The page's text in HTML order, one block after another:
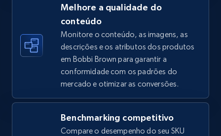
668+
Amazon sellers info
info, Stars, Feedbacks, Return policy, and more.
378+ Comece agora
Melhore a qualidade do
conteúdo
Monitore o conteúdo, as imagens, as
descrições e os atributos dos produtos
em Bobbi Brown para garantir a
conformidade com os padrões do
mercado e otimizar as conversões.
Benchmarking competitivo
Compare o desempenho do seu SKU